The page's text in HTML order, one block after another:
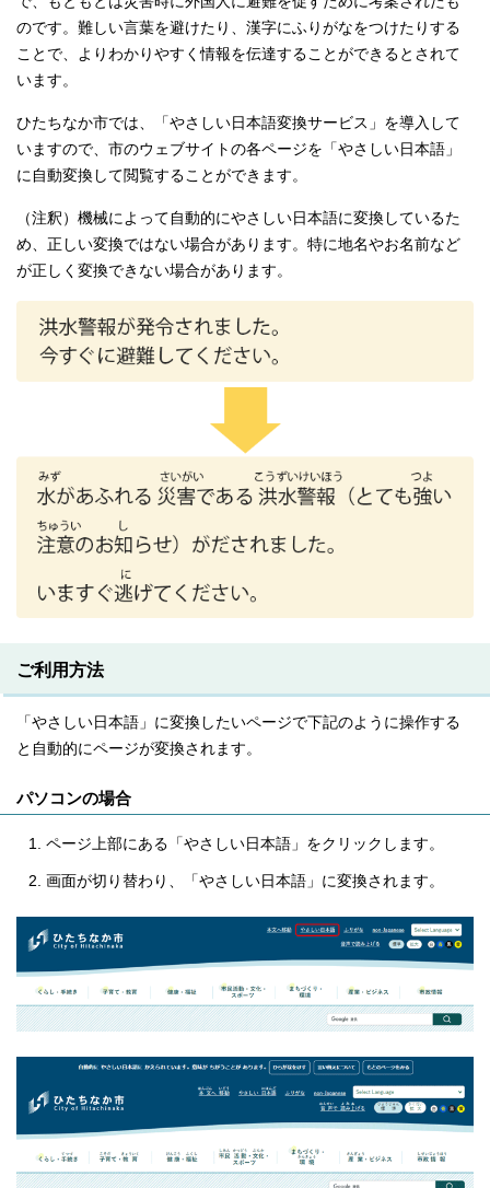
のです。難しい言葉を避けたり、漢字にふりがなをつけたりする
ことで、よりわかりやすく情報を伝達することができるとされて
います。
ひたちなか市では、「やさしい日本語変換サービス」を導入して
いますので、市のウェブサイトの各ページを「やさしい日本語」
に自動変換して閲覧することができます。
（注釈）機械によって自動的にやさしい日本語に変換しているた
め、正しい変換ではない場合があります。特に地名やお名前など
が正しく変換できない場合があります。
ご利用方法
「やさしい日本語」に変換したいページで下記のように操作する
と自動的にページが変換されます。
パソコンの場合
ページ上部にある「やさしい日本語」をクリックします。
画面が切り替わり、「やさしい日本語」に変換されます。